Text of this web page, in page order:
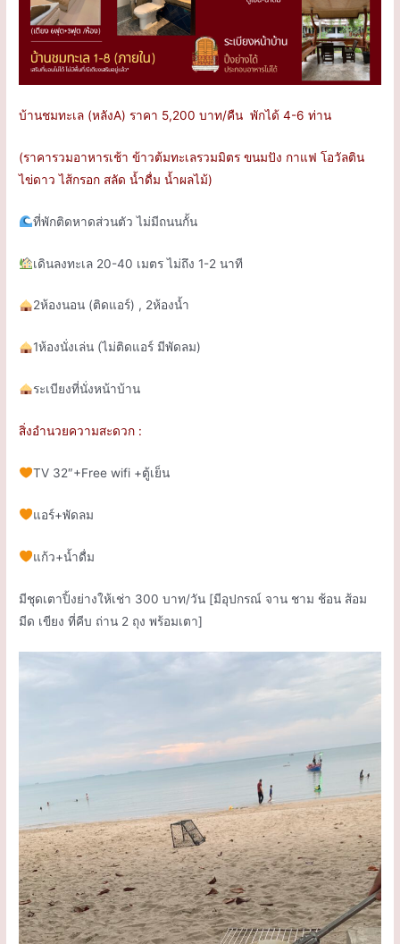
บ้านชมทะเล (หลังA) ราคา 5,200 บาท/คืน พักได้ 4-6 ท่าน
(ราคารวมอาหารเช้า ข้าวต้มทะเลรวมมิตร ขนมปัง กาแฟ โอวัลติน
ไข่ดาว ไส้กรอก สลัด น้ำดื่ม น้ำผลไม้)
ที่พักติดหาดส่วนตัว ไม่มีถนนกั้น
เดินลงทะเล20-40 เมตร ไม่ถึง 1-2 นาที
2ห้องนอน(ติดแอร์) , 2ห้องน้ำ
1ห้องนั่งเล่น(ไม่ติดแอร์ มีพัดลม)
ระเบียงที่นั่งหน้าบ้าน
สิ่งอำนวยความสะดวก :
TV 32″+Free wifi+ตู้เย็น
แอร์+พัดลม
แก้ว+น้ำดื่ม
มีชุดเตาปิ้งย่างให้เช่า 300 บาท/วัน [มีอุปกรณ์ จาน ชาม ช้อน ส้อม
มีด เขียง ที่คีบ ถ่าน 2 ถุง พร้อมเตา]